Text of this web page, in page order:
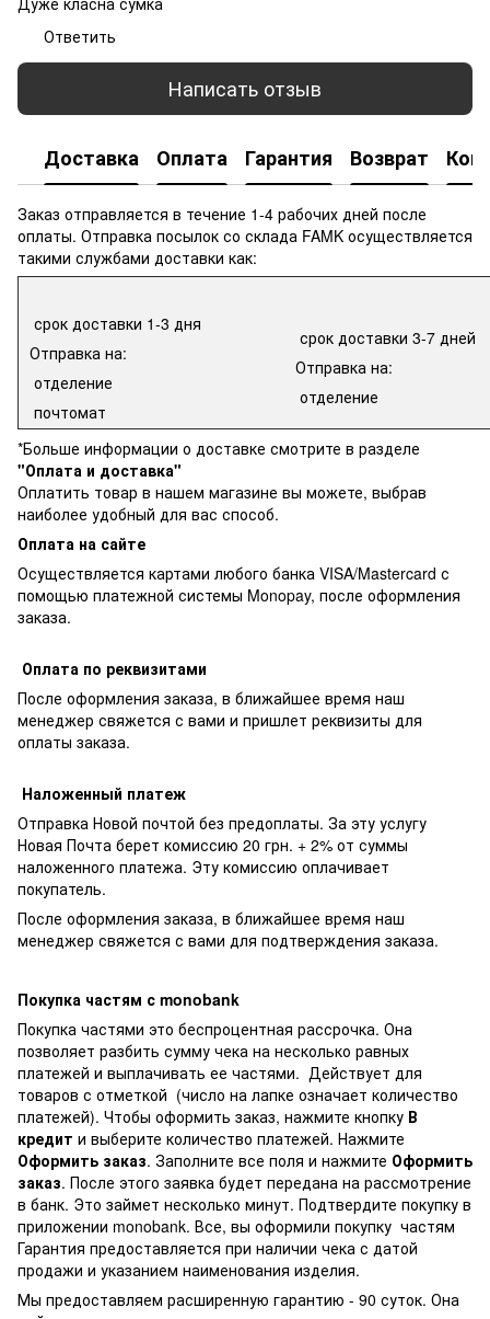
Ответить
Написать отзыв
Доставка Оплата Гарантия Возврат
Заказ отправляется в течение 1-4 рабочих дней после
оплаты. Отправка посылок со склада FAMK осуществляется
такими службами доставки как:
срок доставки 1-3 дня
Отправка на:
отделение
почтомат
срок доставки 3-7 дней
Отправка на:
отделение
*Больше информации о доставке смотрите в разделе
"Оплата и доставка"
Оплатить товар в нашем магазине вы можете, выбрав
наиболее удобный для вас способ.
Оплата на сайте
Осуществляется картами любого банка VISA/Mastercard с
помощью платежной системы Monopay, после оформления
заказа.
Оплата по реквизитами
После оформления заказа, в ближайшее время наш
менеджер свяжется с вами и пришлет реквизиты для
оплаты заказа.
Наложенный платеж
Отправка Новой почтой без предоплаты. За эту услугу
Новая Почта берет комиссию 20 грн. + 2% от суммы
наложенного платежа. Эту комиссию оплачивает
покупатель.
После оформления заказа, в ближайшее время наш
менеджер свяжется с вами для подтверждения заказа.
Покупка частям с monobank
Покупка частями это беспроцентная рассрочка. Она
позволяет разбить сумму чека на несколько равных
платежей и выплачивать ее частями. Действует для
товаров с отметкой (число на лапке означает количество
платежей). Чтобы оформить заказ, нажмите кнопку В
кредит и выберите количество платежей. Нажмите
Оформить заказ. Заполните все поля и нажмите Оформить
заказ. После этого заявка будет передана на рассмотрение
в банк. Это займет несколько минут. Подтвердите покупку в
приложении monobank. Все, вы оформили покупку частям
Гарантия предоставляется при наличии чека с датой
продажи и указанием наименования изделия.
Мы предоставляем расширенную гарантию - 90 суток. Она